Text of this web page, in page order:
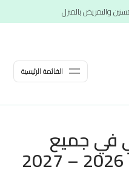
والتمريض بالمنزل
القائمة الرئيسية
في جميع